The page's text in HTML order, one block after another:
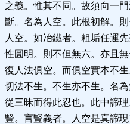
之義。惟其不同。故須向一
斷。名為人空。此根初解。
人空。如冶鐵者。粗垢任運
性圓明。則不但無六。亦且
復人法俱空。而俱空實本不
切法不生。不生亦不生。名
從三昧而得此忍也。此中諦
豎。言豎義者。人空是真諦